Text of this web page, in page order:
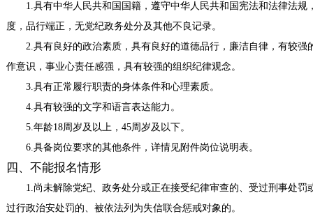
1.具有中华人民共和国国籍，遵守中华人民共和国宪法和法律法
度，品行端正，无党纪政务处分及其他不良记录。
2.具有良好的政治素质，具有良好的道德品行，廉洁自律，有较强
作意识，事业心责任感强，具有较强的组织纪律观念。
3.具有正常履行职责的身体条件和心理素质。
4.具有较强的文字和语言表达能力。
5.年龄18周岁及以上，45周岁及以下。
6.具备岗位要求的其他条件，详情见附件岗位说明表。
四、不能报名情形
1.尚未解除党纪、政务处分或正在接受纪律审查的、受过刑事处
过行政治安处罚的、被依法列为失信联合惩戒对象的。